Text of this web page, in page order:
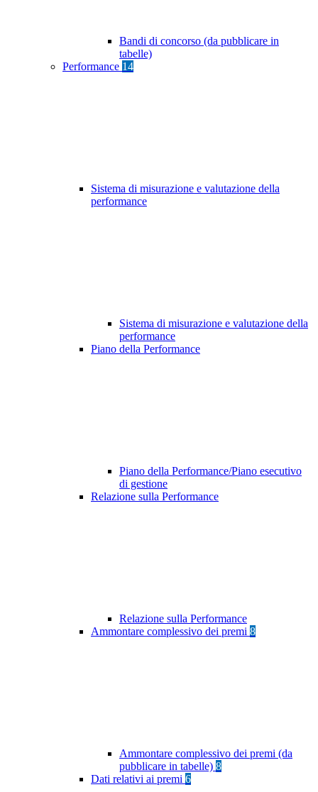
Bandi di concorso (da pubblicare in
tabelle)
Performance 14
Sistema di misurazione e valutazione della
performance
Sistema di misurazione e valutazione della
performance
Piano della Performance
Piano della Performance/Piano esecutivo
di gestione
Relazione sulla Performance
Relazione sulla Performance
Ammontare complessivo dei premi 8
Ammontare complessivo dei premi (da
pubblicare in tabelle) 8
Dati relativi ai premi 6